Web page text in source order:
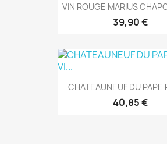
VIN ROUGE MARIUS
39,90 €
CHATEAUNEUF DU PAPE
40,85 €